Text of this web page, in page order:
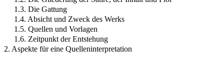
1.3. Die Gattung
1.4. Absicht und Zweck des Werks
1.5. Quellen und Vorlagen
1.6. Zeitpunkt der Entstehung
2. Aspekte für eine Quelleninterpretation